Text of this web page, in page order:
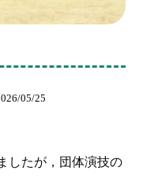
05/25
したが，団体演技の